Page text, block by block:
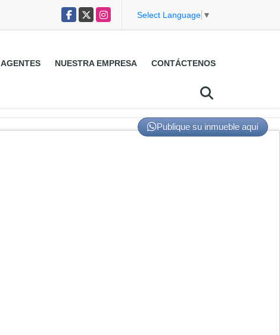
Publique su inmueble aquí
Facebook
X Instagram Select Language ▼
AGENTES NUESTRA EMPRESA CONTÁCTENOS